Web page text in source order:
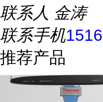
联系人 金涛
联系手机
推荐产品